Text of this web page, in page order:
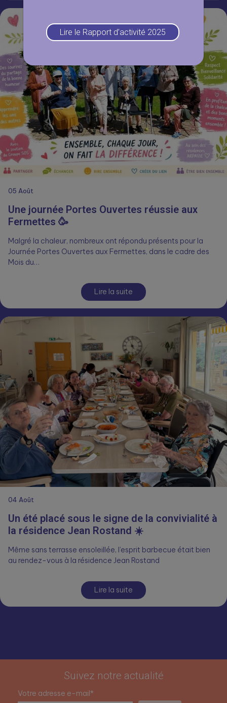
05 Août
Une journée Portes Ouvertes réussie aux
Fermettes 🥳
Malgré la chaleur, nombreux ont répondu présents pour la
Journée Portes Ouvertes aux Fermettes, dans le cadre des
Mois du…
Lire la suite
04 Août
Un été placé sous le signe de la convivialité à
la résidence Jean Rostand ☀️
Même sans terrasse ensoleillée, l’esprit barbecue était bien
au rendez-vous à la résidence Jean Rostand
Lire la suite
Suivez notre actualité
Votre adresse e-mail*
Lire le Rapport d’activité 2025